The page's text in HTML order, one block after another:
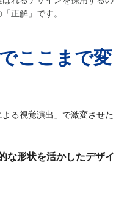
正解」です。
ここまで変
る視覚演出」で激変させた
な形状を活かしたデザイ